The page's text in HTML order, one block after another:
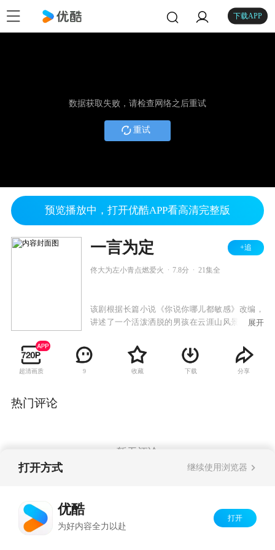
下载APP
数据获取失败，请检查网络之后重试
重试
预览播放中，打开优酷APP看高清完整版
一言为定 +追
佟大为左小青点燃爱火 7.8分 21集全
该剧根据长篇小说《你说你哪儿都敏感》改编，
讲述了一个活泼洒脱的男孩在云涯山风景区偶遇
展开
超清画质 9 收藏 下载 分享
热门评论
暂无评论
打开方式 继续使用浏览器
优酷
为好内容全力以赴
打开